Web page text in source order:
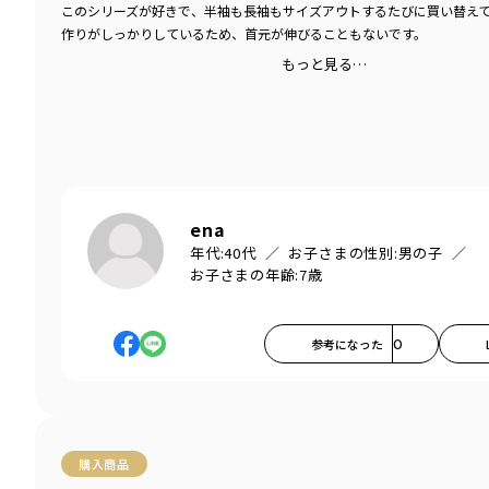
このシリーズが好きで、半袖も長袖もサイズアウトするたびに買い替えて
作りがしっかりしているため、首元が伸びることもないです。
もっと見る…
ena
年代:40代 お子さまの性別:男の子
お子さまの年齢:7歳
参考になった 0
購入商品